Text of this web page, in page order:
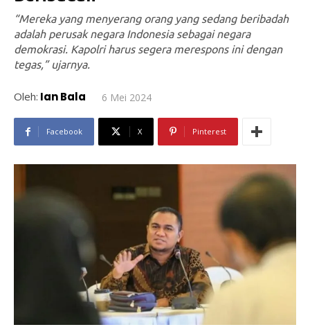
“Mereka yang menyerang orang yang sedang beribadah
adalah perusak negara Indonesia sebagai negara
demokrasi. Kapolri harus segera merespons ini dengan
tegas,” ujarnya.
Oleh: Ian Bala 6 Mei 2024
Facebook X Pinterest